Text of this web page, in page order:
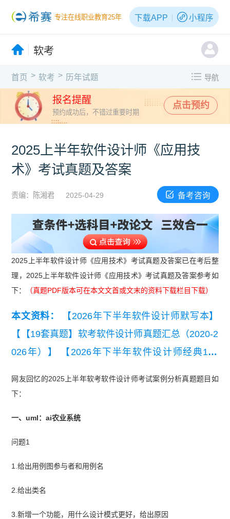
专注在线职业教育25年 下载APP 小程序
软考
首页 > 软考 > 历年试题 导航
报名提醒
预约成功后，不错过重要时期
点击预约
2025上半年软件设计师《应用技
术》考试真题及答案
责编：陈湘君 2025-04-29 备考咨询
2025上半年软件设计师《应用技术》考试真题及答案已在考后整
理，2025上半年软件设计师《应用技术》考试真题及答案参考如
下：
（真题PDF版本可在本文文首或文末的资料下载栏目下载）
本文资料：
【2026年下半年软件设计师默写本】
【【19套真题】软考软件设计师真题汇总（2020-2
026年）】
【2026年下半年软件设计师经典100
软件设计师综合知识真题及答案(完整版)】
网友回忆的2025上半年软考软件设计师考试案例分析真题题目如
下：
一、uml：ai农业系统
问题1
1.给出用例图参与者和用例名
2.给出类名
3.新增一个功能，用什么设计模式更好，给出原因